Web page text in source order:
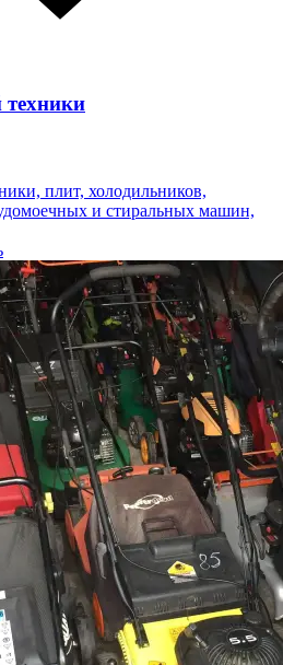
плит, холодильников,
и стиральных машин,